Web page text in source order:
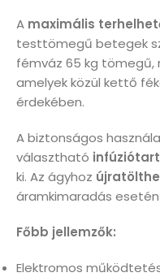
A maximális
testtömegű betegek
fémváz 65 kg tömegű,
amelyek közül kettő
érdekében.
A biztonságos
választható
ki. Az ágyhoz
áramkimaradás
Főbb jellemzők:
Elektromos